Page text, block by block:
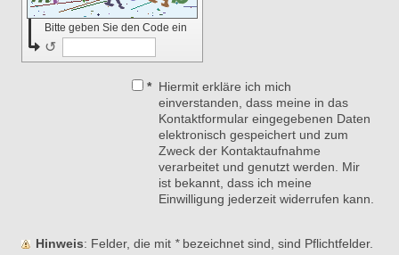
Bitte geben Sie den Code ein
↺
* Hiermit erkläre ich mich
einverstanden, dass meine in das
Kontaktformular eingegebenen Daten
elektronisch gespeichert und zum
Zweck der Kontaktaufnahme
verarbeitet und genutzt werden. Mir
ist bekannt, dass ich meine
Einwilligung jederzeit widerrufen kann.
Hinweis : Felder, die mit *bezeichnet sind, sind Pflichtfelder.